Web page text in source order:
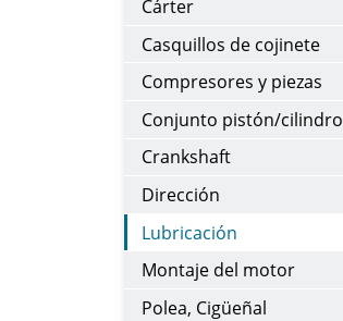
Cárter
Casquillos de cojinete
Compresores y piezas
Conjunto pistón/cilindro
Crankshaft
Dirección
Lubricación
Montaje del motor
Polea, Cigüeñal